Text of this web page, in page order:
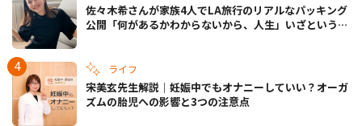
佐々木希さんが家族4人でLA旅行のリアルなパッキング
公開「何があるかわからないから、人生」いざというと
ライフ
宋美玄先生解説｜妊娠中でもオナニーしていい？オーガ
ズムの胎児への影響と3つの注意点